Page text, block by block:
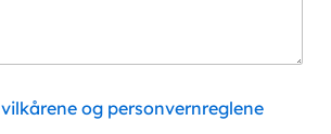
vilkårene og personvernreglene